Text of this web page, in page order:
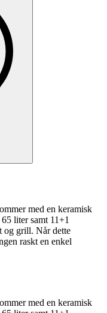
med en keramisk
liter samt 11+1
og grill. Når dette
raskt en enkel
med en keramisk